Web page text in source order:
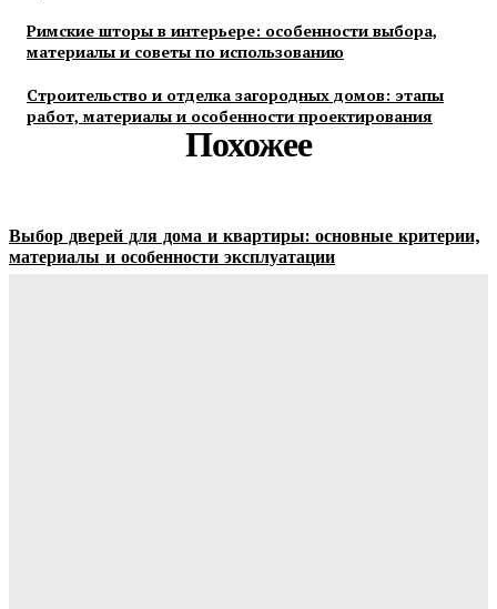
Римские шторы в интерьере: особенности выбора,
материалы и советы по использованию
Строительство и отделка загородных домов: этапы
работ, материалы и особенности проектирования
Похожее
Выбор дверей для дома и квартиры: основные критерии,
материалы и особенности эксплуатации